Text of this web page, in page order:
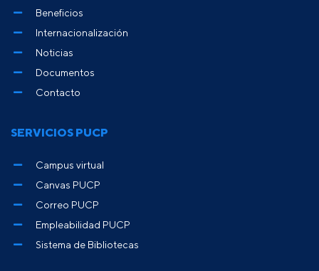
Beneficios
Internacionalización
Noticias
Documentos
Contacto
SERVICIOS PUCP
Campus virtual
Canvas PUCP
Correo PUCP
Empleabilidad PUCP
Sistema de Bibliotecas